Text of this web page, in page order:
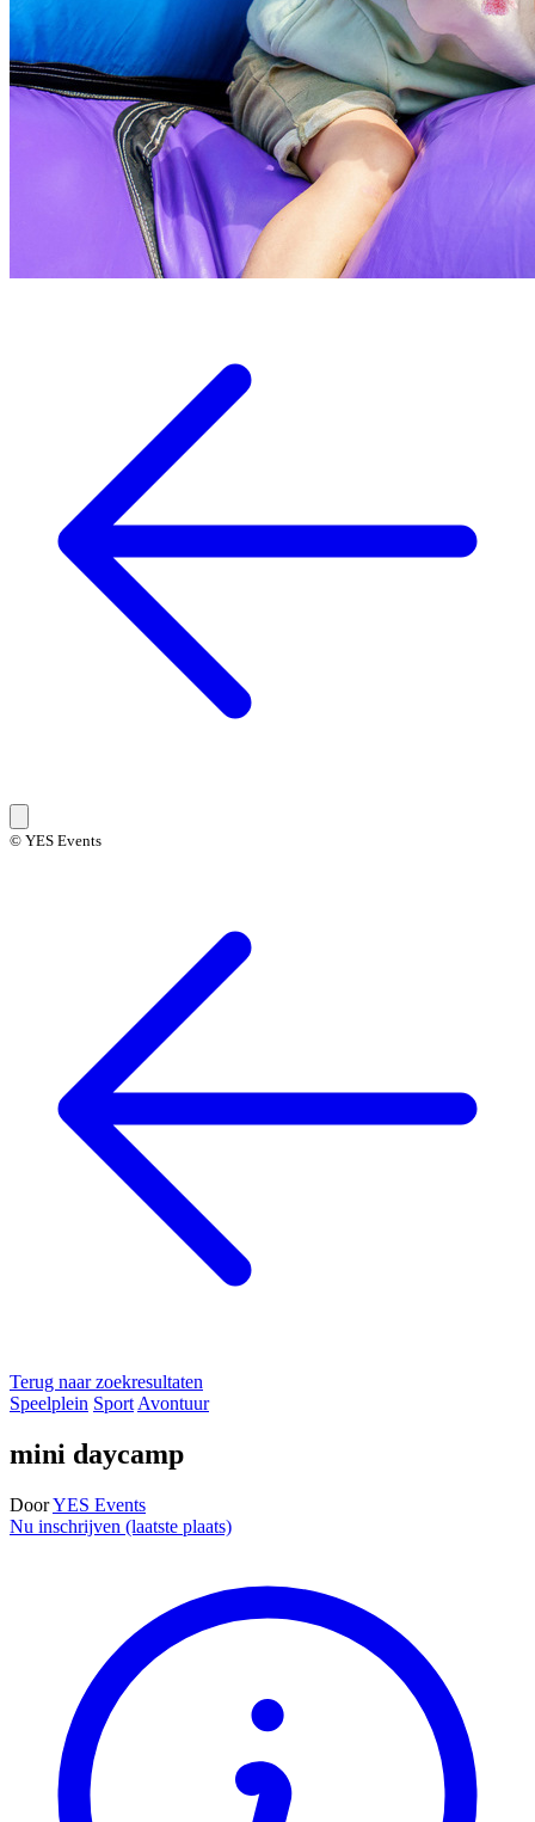
© YES Events
Terug naar zoekresultaten
Speelplein Sport Avontuur
mini daycamp
DoorYES Events
Nu inschrijven (laatste plaats)